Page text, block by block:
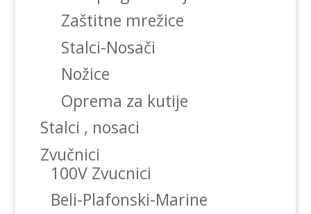
Zaštitne mrežice
Stalci-Nosači
Nožice
Oprema za kutije
Stalci , nosaci
Zvučnici
100V Zvucnici
Beli-Plafonski-Marine